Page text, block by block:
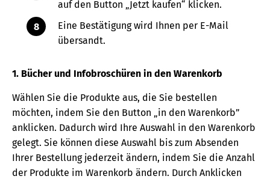
auf den Button „Jetzt kaufen“ klicken.
Eine Bestätigung wird Ihnen per E-Mail
übersandt.
1. Bücher und Infobroschüren in den Warenkorb
Wählen Sie die Produkte aus, die Sie bestellen
möchten, indem Sie den Button „in den Warenkorb”
anklicken. Dadurch wird Ihre Auswahl in den Warenkorb
gelegt. Sie können diese Auswahl bis zum Absenden
Ihrer Bestellung jederzeit ändern, indem Sie die Anzahl
der Produkte im Warenkorb ändern. Durch Anklicken